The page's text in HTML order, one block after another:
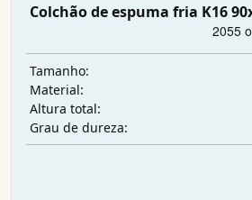
Colchão de espuma fria K16
Tamanho:
Material:
Altura total:
Grau de dureza: